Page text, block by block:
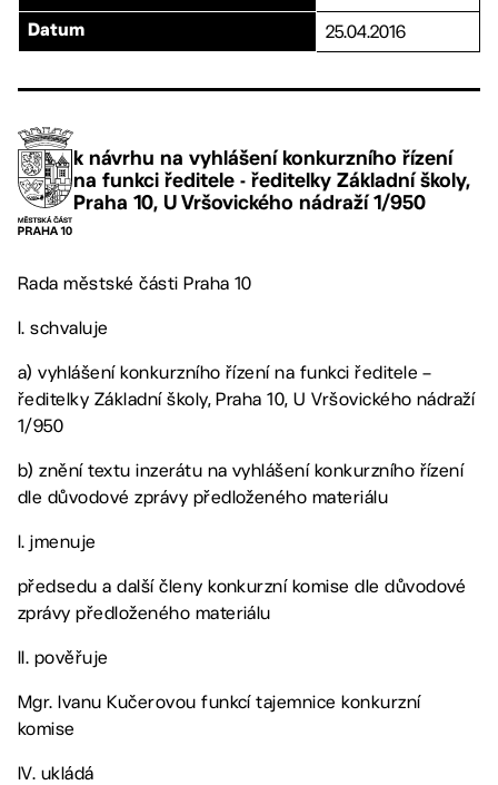
Datum 25.04.2016
k návrhu na vyhlášení konkurzního řízení
na funkci ředitele - ředitelky Základní školy,
Praha 10, U Vršovického nádraží 1/950
Rada městské části Praha 10
I. schvaluje
a) vyhlášení konkurzního řízení na funkci ředitele –
ředitelky Základní školy, Praha 10, U Vršovického nádraží
1/950
b) znění textu inzerátu na vyhlášení konkurzního řízení
dle důvodové zprávy předloženého materiálu
I. jmenuje
předsedu a další členy konkurzní komise dle důvodové
zprávy předloženého materiálu
II. pověřuje
Mgr. Ivanu Kučerovou funkcí tajemnice konkurzní
komise
IV. ukládá